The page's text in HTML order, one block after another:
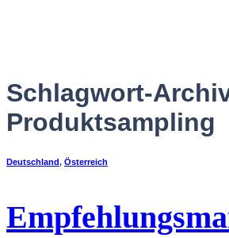
Schlagwort-
Produktsampling
Deutschland, Österreich